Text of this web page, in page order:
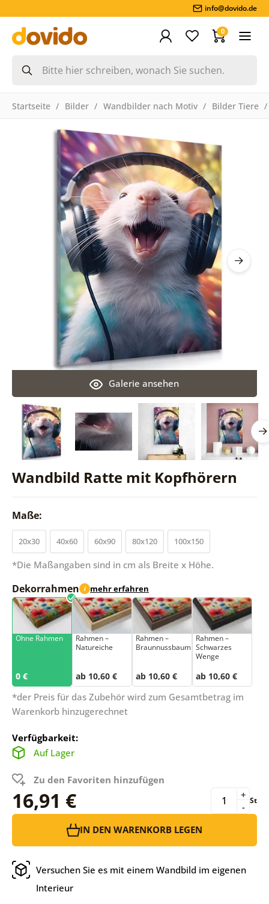
info@dovido.de
0
Startseite Bilder Wandbilder nach Motiv Bilder Tiere
Wandbild Ratte mit Kopfhörern
Galerie ansehen
Maße:
20x30 40x60 60x90 80x120 100x150
*Die Maßangaben sind in cm als Breite x Höhe.
Dekorrahmen i mehr erfahren
Ohne Rahmen
0 €
Rahmen –
Natureiche
ab 10,60 €
Rahmen –
Braunnussbaum
ab 10,60 €
Rahmen –
Schwarzes
Wenge
ab 10,60 €
*der Preis für das Zubehör wird zum Gesamtbetrag im
Warenkorb hinzugerechnet
Verfügbarkeit:
Auf Lager
Zu den Favoriten hinzufügen
16,91 € -
+ St
IN DEN WARENKORB LEGEN
Versuchen Sie es mit einem Wandbild im eigenen
Interieur